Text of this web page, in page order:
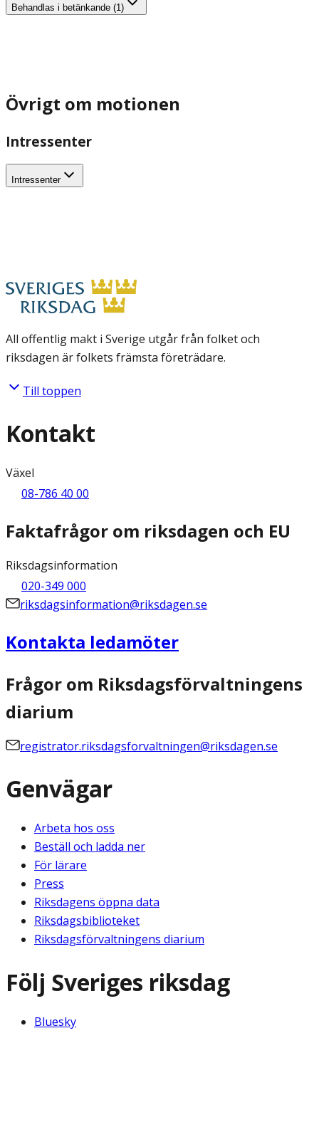
Behandlas i betänkande (1)
Övrigt om motionen
Intressenter
Intressenter
All offentlig makt i Sverige utgår från folket och
riksdagen är folkets främsta företrädare.
Till toppen
Kontakt
Växel
08-786 40 00
Faktafrågor om riksdagen och EU
Riksdagsinformation
020-349 000
riksdagsinformation@riksdagen.se
Kontakta ledamöter
Frågor om Riksdagsförvaltningens
diarium
registrator.riksdagsforvaltningen@riksdagen.se
Genvägar
Arbeta hos oss
Beställ och ladda ner
För lärare
Press
Riksdagens öppna data
Riksdagsbiblioteket
Riksdagsförvaltningens diarium
Följ Sveriges riksdag
Bluesky